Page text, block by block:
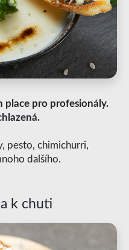
place pro profesionály.
pesto, chimichurri,
dalšího.
k chuti